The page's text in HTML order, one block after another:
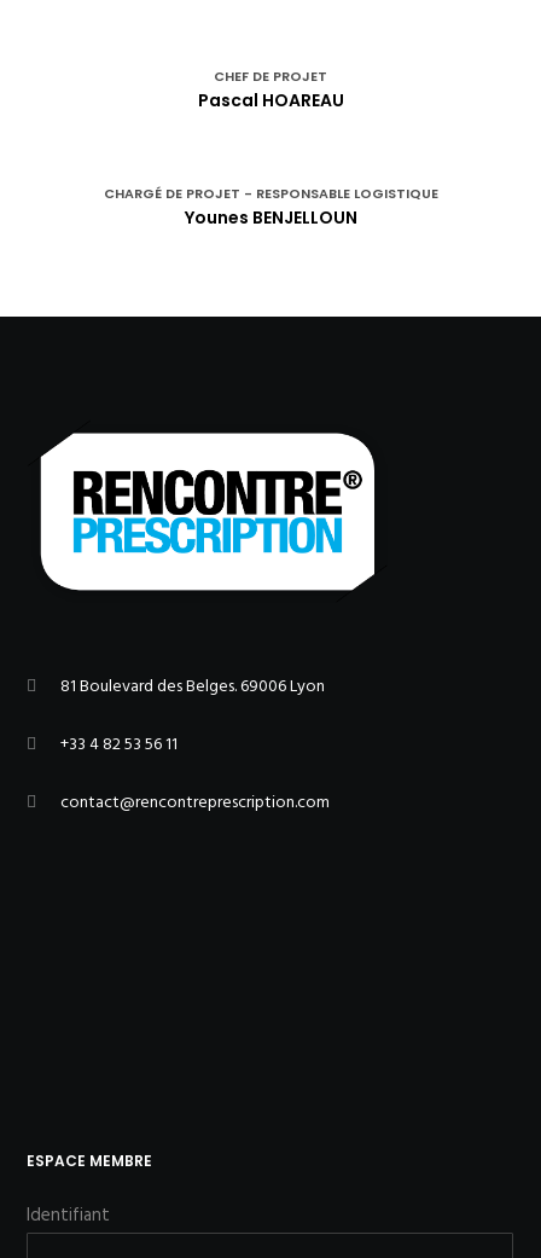
CHEF DE PROJET
Pascal HOAREAU
CHARGÉ DE PROJET - RESPONSABLE LOGISTIQUE
Younes BENJELLOUN
81 Boulevard des Belges. 69006 Lyon
+33 4 82 53 56 11
contact@rencontreprescription.com
ESPACE MEMBRE
Identifiant